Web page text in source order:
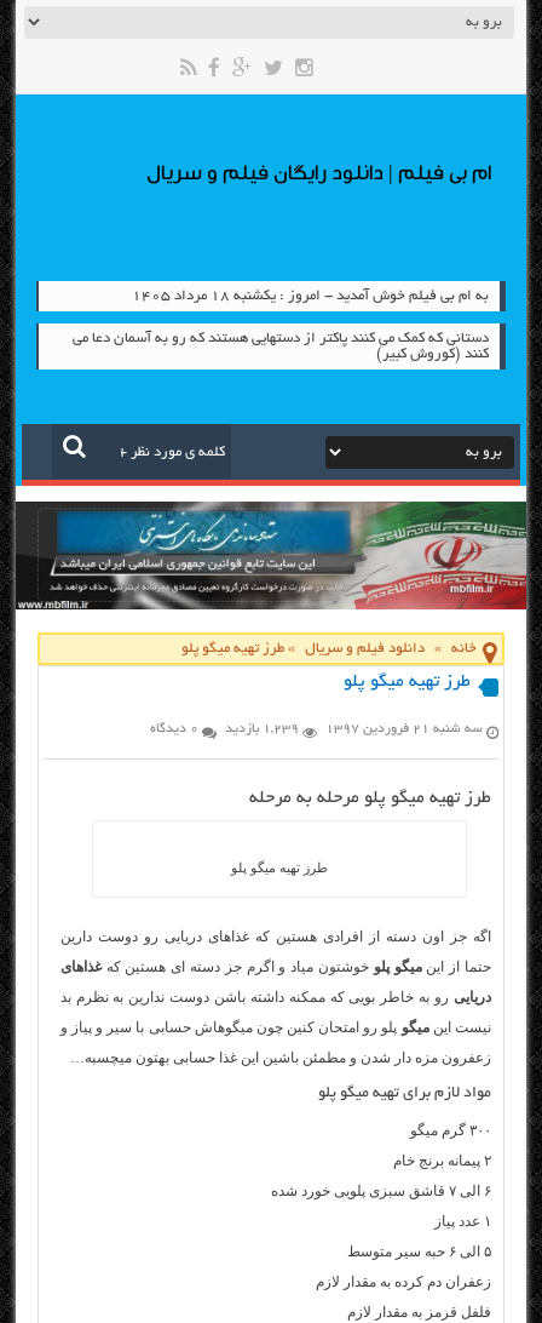
ام بی فیلم | دانلود رایگان فیلم و سریال
به ام بی فیلم خوش آمدید - امروز : یکشنبه ۱۸ مرداد ۱۴۰۵
دستانی که کمک می کنند پاکتر از دستهایی هستند که رو به آسمان دعا می
کنند (کوروش کبیر)
خانه » دانلود فیلم و سریال »طرز تهیه میگو پلو
طرز تهیه میگو پلو
سه شنبه ۲۱ فروردین ۱۳۹۷ 1,239 بازدید 0 دیدگاه
طرز تهیه میگو پلو مرحله به مرحله
طرز تهیه میگو پلو
اگه جز اون دسته از افرادی هستین که غذاهای دریایی رو دوست دارین
حتما از این میگو پلوخوشتون میاد و اگرم جز دسته ای هستین کهغذاهای
دریایی رو به خاطر بویی که ممکنه داشته باشن دوست ندارین به نظرم بد
نیست اینمیگو پلو رو امتحان کنین چون میگوهاش حسابی با سیر و پیاز و
زعفرون مزه دار شدن و مطمئن باشین این غذا حسابی بهتون میچسبه…
مواد لازم برای تهیه میگو پلو
۳۰۰ گرم میگو
۲ پیمانه برنج خام
۶ الی ۷ قاشق سبزی پلویی خورد شده
۱ عدد پیاز
۵ الی ۶ حبه سیر متوسط
زعفران دم کرده به مقدار لازم
فلفل قرمز به مقدار لازم